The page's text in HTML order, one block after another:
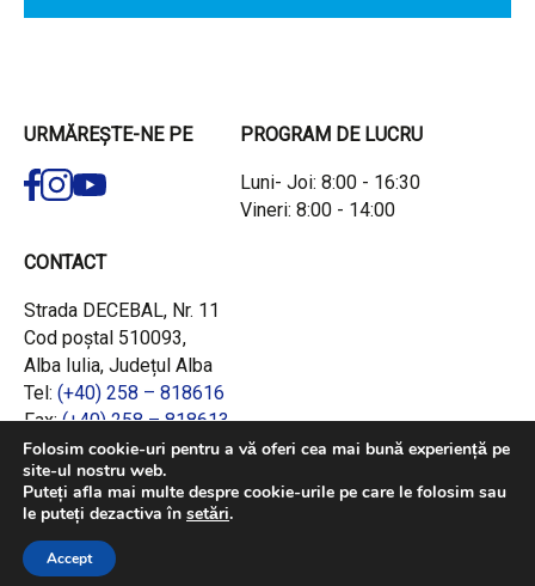
URMĂREȘTE-NE PE PROGRAM DE LUCRU
Luni- Joi: 8:00 - 16:30
Vineri: 8:00 - 14:00
CONTACT
Strada DECEBAL, Nr. 11
Cod poștal 510093,
Alba Iulia, Județul Alba
Tel: (+40) 258 – 818616
Fax:(+40) 258 – 818613
Email:office@adrcentru.ro
LINK-URI RAPIDE
Consiliul European
Folosim cookie-uri pentru a vă oferi cea mai bună experiență pe
site-ul nostru web.
Puteți afla mai multe despre cookie-urile pe care le folosim sau
le puteți dezactiva în setări.
Accept